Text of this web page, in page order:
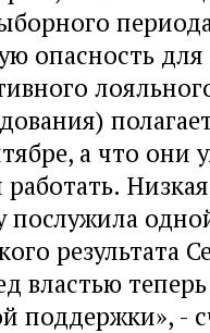
опасность для
а что
послужила
результата
властью
поддержки», -